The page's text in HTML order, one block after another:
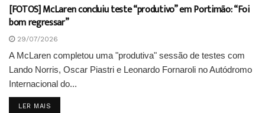
[FOTOS] McLaren concluiu teste “produtivo” em Portimão: “Foi
bom regressar”
29/07/2026
A McLaren completou uma "produtiva" sessão de testes com
Lando Norris, Oscar Piastri e Leonardo Fornaroli no Autódromo
Internacional do...
LER MAIS